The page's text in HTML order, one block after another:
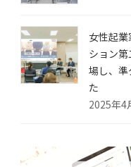
女性起
ション
場し、
た
2025年4